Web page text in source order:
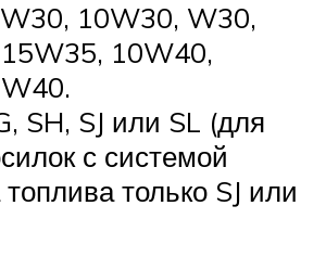
10W30, W30,
10W40,
SH, SJ или SL (для
с системой
только SJ или